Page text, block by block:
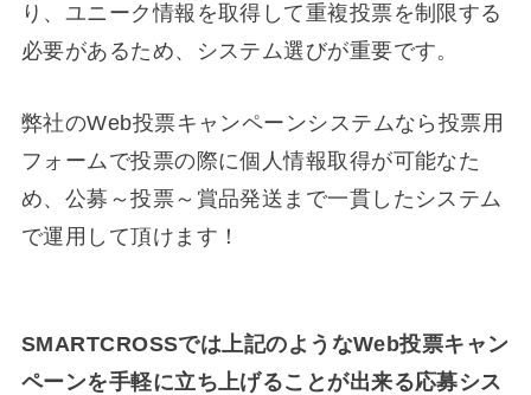
り、ユニーク情報を取得して重複投票を制限する
必要があるため、システム選びが重要です。
弊社のWeb投票キャンペーンシステムなら投票用
フォームで投票の際に個人情報取得が可能なた
め、公募～投票～賞品発送まで一貫したシステム
で運用して頂けます！
SMARTCROSSでは上記のようなWeb投票キャン
ペーンを手軽に立ち上げることが出来る応募シス